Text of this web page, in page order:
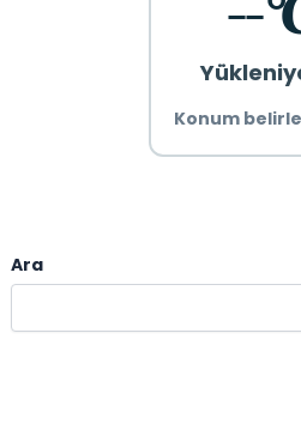
Konum
Ara